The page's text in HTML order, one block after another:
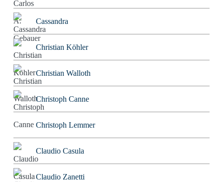
Cassandra
Christian Köhler
Christian Walloth
Christoph Canne
Christoph Lemmer
Claudio Casula
Claudio Zanetti